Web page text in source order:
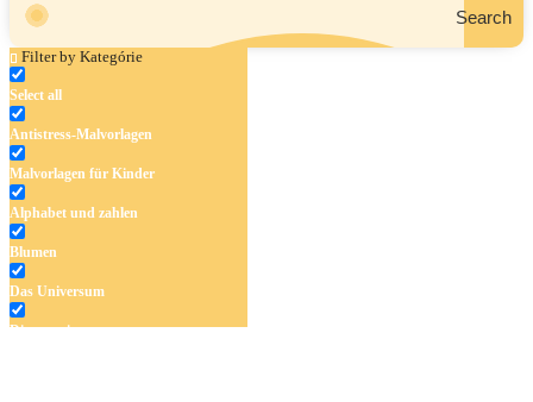
Search
Filter by Kategórie
Select all
Antistress-Malvorlagen
Malvorlagen für Kinder
Alphabet und zahlen
Blumen
Das Universum
Dinosaurier